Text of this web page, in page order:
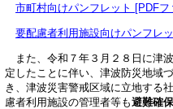
市町村向けパンフレット [PDFフ
要配慮者利用施設向けパンフレ
また、令和７年３月２８日に津
定したことに伴い、津波防災地域
き、津波災害警戒区域に立地する
慮者利用施設の管理者等も避難確